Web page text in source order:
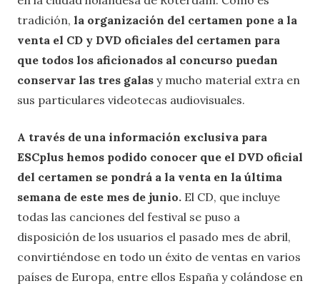
tradición, la organización del certamen pone a la
venta el CD y DVD oficiales del certamen para
que todos los aficionados al concurso puedan
conservar las tres galas y mucho material extra en
sus particulares videotecas audiovisuales.
A través de una información exclusiva para
ESCplus hemos podido conocer que el DVD oficial
del certamen se pondrá a la venta en la última
semana de este mes de junio. El CD, que incluye
todas las canciones del festival se puso a
disposición de los usuarios el pasado mes de abril,
convirtiéndose en todo un éxito de ventas en varios
países de Europa, entre ellos España y colándose en